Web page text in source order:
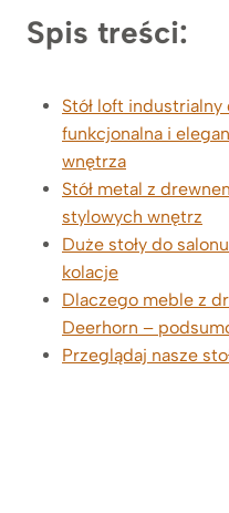
Spis treści:
Stół loft
funkcjonalna i
wnętrza
Stół metal z
stylowych wnętrz
Duże stoły do
kolacje
Dlaczego meble z
Deerhorn –
Przeglądaj nasze